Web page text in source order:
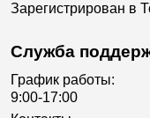
Зарегистрирован в
Служба
График работы:
9:00-17:00